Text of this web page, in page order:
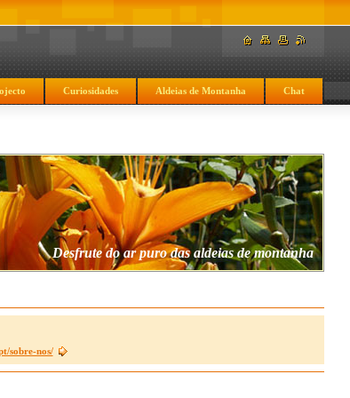
Curiosidades Aldeias de Montanha Chat
Desfrute do ar puro das aldeias de montanha
sobre-nos/